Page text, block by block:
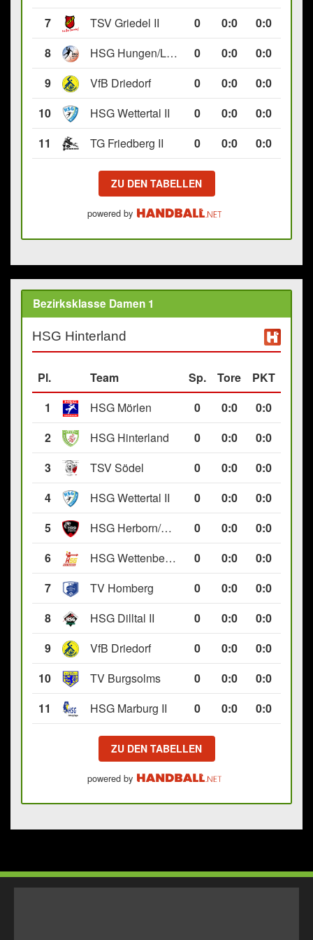
7
TSV Griedel II 0 0:0
0:0
8
HSG Hungen/Lich II 0 0:0
0:0
9
VfB Driedorf 0 0:0
0:0
10
HSG Wettertal II 0 0:0
0:0
11
TG Friedberg II 0 0:0 0:0
ZU DEN TABELLEN
powered by
Bezirksklasse Damen 1
HSG Hinterland
Pl. Team Sp. Tore
PKT
1
HSG Mörlen 0 0:0
0:0
2
HSG Hinterland 0 0:0
0:0
3
TSV Södel 0 0:0
0:0
4
HSG Wettertal II 0 0:0
0:0
5
HSG Herborn/Seelbach 0 0:0
0:0
6
HSG Wettenberg III 0 0:0
0:0
7
TV Homberg 0 0:0
0:0
8
HSG Dilltal II 0 0:0
0:0
9
VfB Driedorf 0 0:0
0:0
10
TV Burgsolms 0 0:0
0:0
11
HSG Marburg II 0 0:0 0:0
ZU DEN TABELLEN
powered by